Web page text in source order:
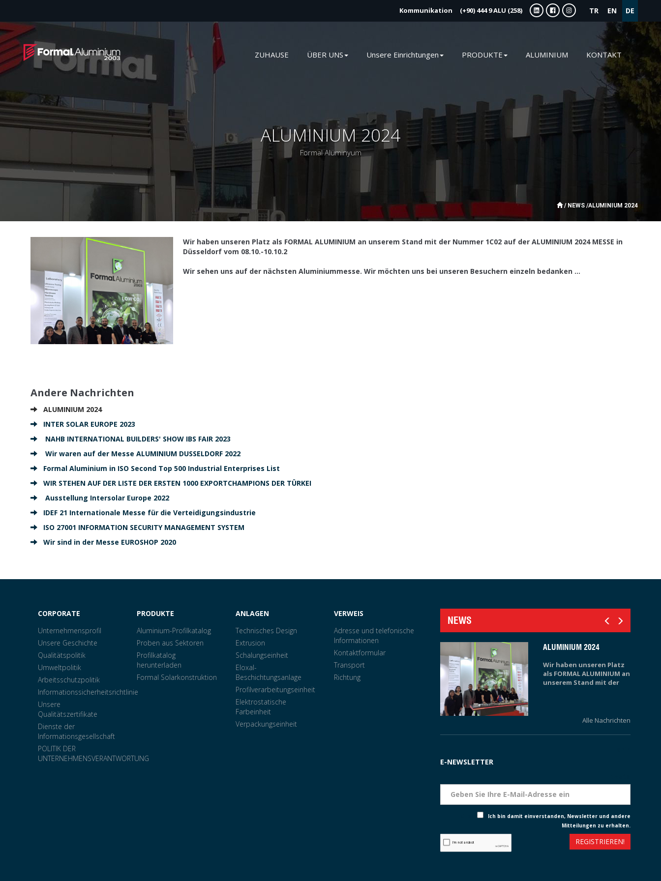
TR EN DE
Kommunikation (+90) 444 9ALU (258)
ZUHAUSE ÜBER UNS Unsere Einrichtungen PRODUKTE ALUMINIUM KONTAKT
ALUMINIUM 2024
Formal Alüminyum
/ NEWS /ALUMINIUM 2024
Wir haben unseren Platz als FORMAL ALUMINIUM an unserem Stand mit der Nummer 1C02 auf der ALUMINIUM 2024 MESSE in
Düsseldorf vom 08.10.-10.10.2
Wir sehen uns auf der nächsten Aluminiummesse. Wir möchten uns bei unseren Besuchern einzeln bedanken ...
Andere Nachrichten
ALUMINIUM 2024
INTER SOLAR EUROPE 2023
NAHB INTERNATIONAL BUILDERS' SHOW IBS FAIR 2023
Wir waren auf der Messe ALUMINIUM DUSSELDORF 2022
Formal Aluminium in ISO Second Top 500 Industrial Enterprises List
WIR STEHEN AUF DER LISTE DER ERSTEN 1000 EXPORTCHAMPIONS DER TÜRKEI
Ausstellung Intersolar Europe 2022
IDEF 21 Internationale Messe für die Verteidigungsindustrie
ISO 27001 INFORMATION SECURITY MANAGEMENT SYSTEM
Wir sind in der Messe EUROSHOP 2020
CORPORATE
Unternehmensprofil
Unsere Geschichte
Qualitätspolitik
Umweltpolitik
Arbeitsschutzpolitik
Informationssicherheitsrichtlinie
Unsere
Qualitätszertifikate
Dienste der
Informationsgesellschaft
POLITIK DER
UNTERNEHMENSVERANTWORTUNG
PRODUKTE
Aluminium-Profilkatalog
Proben aus Sektoren
Profilkatalog
herunterladen
Formal Solarkonstruktion
ANLAGEN
Technisches Design
Extrusion
Schalungseinheit
Eloxal-
Beschichtungsanlage
Profilverarbeitungseinheit
Elektrostatische
Farbeinheit
Verpackungseinheit
VERWEIS
Adresse und telefonische
Informationen
Kontaktformular
Transport
Richtung
NEWS
ALUMINIUM 2024
Wir haben unseren Platz
als FORMAL ALUMINIUM an
unserem Stand mit der
08.10.-10.10.2
Wir sehen uns auf der
Alle Nachrichten
E-NEWSLETTER
Ich bin damit einverstanden, Newsletter und andere
Mitteilungen zu erhalten.